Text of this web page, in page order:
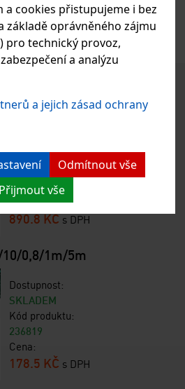
a cookies přistupujeme i bez
základě oprávněného zájmu
pro technický provoz,
a analýzu
a jejich zásad ochrany
Odmítnout vše
Přijmout vše
okres Liberec; sikr@sikr.eu
16/1,2/25m
SKLADEM
Kód produktu:
221239
Cena:
890.8 KČ s DPH
0,8/1m/5m
Dostupnost:
SKLADEM
Kód produktu:
236819
Cena:
178.5 KČ s DPH